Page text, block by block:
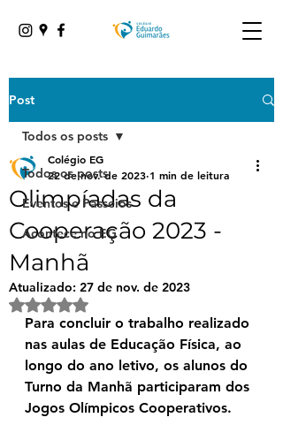
Post
Todos os posts
Eventos e Passeios
Acontece no EG
Todos os posts
Olimpíadas da
Cooperação 2023 -
Manhã
Colégio EG
22 de nov. de 2023 1 min de leitura
Atualizado: 27 de nov. de 2023
Avaliado com NaN de 5 estrelas.
Para concluir o trabalho realizado
nas aulas de Educação Física, ao
longo do ano letivo, os alunos do
Turno da Manhã participaram dos
Jogos Olímpicos Cooperativos.